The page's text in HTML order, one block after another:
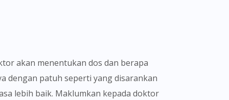
dengan patuh seperti yang disarankan
lebih baik. Maklumkan kepada doktor